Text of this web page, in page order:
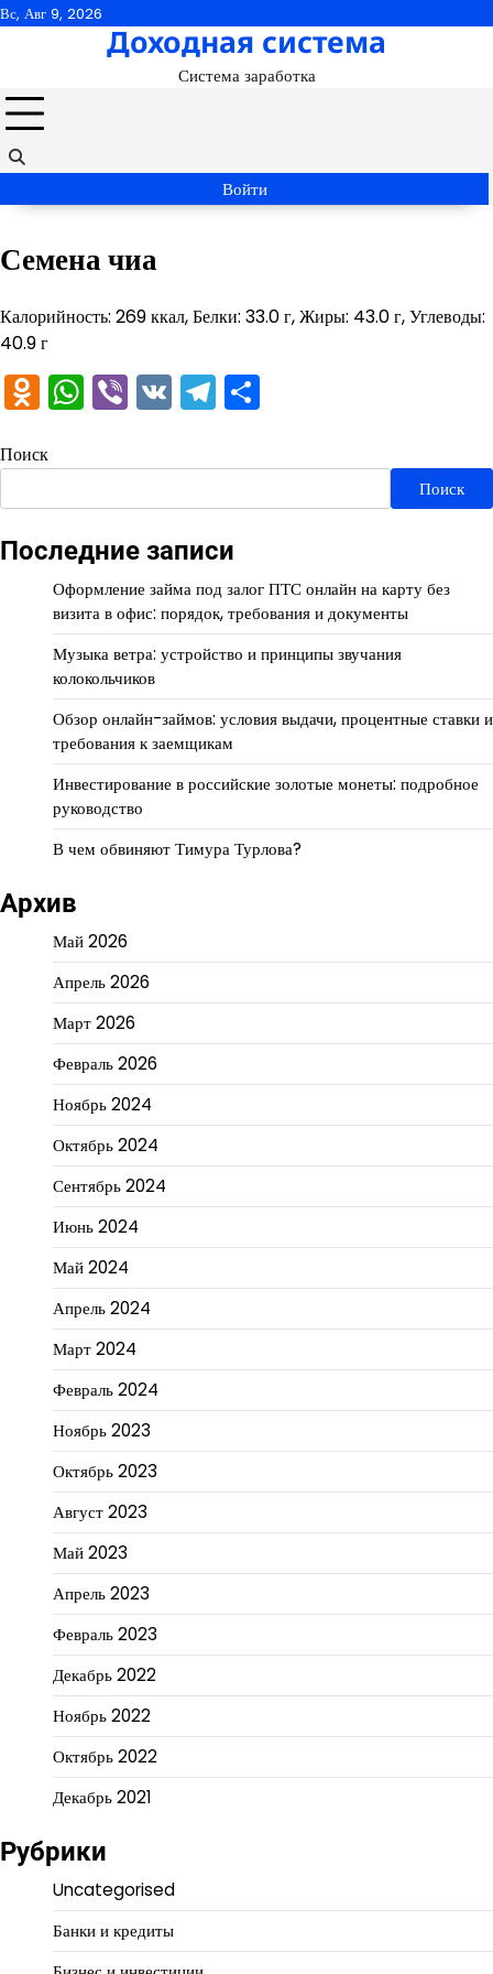
Перейти
Вс, Авг 9, 2026
Доходная система
Система заработка
Войти
Семена чиа
Калорийность: 269 ккал, Белки: 33.0 г, Жиры: 43.0 г, Углеводы:
40.9 г
Odnoklassniki
WhatsApp
Viber
VKTelegram
Поиск
Поиск
Последние записи
Оформление займа под залог ПТС онлайн на карту без
визита в офис: порядок, требования и документы
Музыка ветра: устройство и принципы звучания
колокольчиков
Обзор онлайн-займов: условия выдачи, процентные ставки и
требования к заемщикам
Инвестирование в российские золотые монеты: подробное
руководство
В чем обвиняют Тимура Турлова?
Архив
Май 2026
Апрель 2026
Март 2026
Февраль 2026
Ноябрь 2024
Октябрь 2024
Сентябрь 2024
Июнь 2024
Май 2024
Апрель 2024
Март 2024
Февраль 2024
Ноябрь 2023
Октябрь 2023
Август 2023
Май 2023
Апрель 2023
Февраль 2023
Декабрь 2022
Ноябрь 2022
Октябрь 2022
Декабрь 2021
Рубрики
Uncategorised
Банки и кредиты